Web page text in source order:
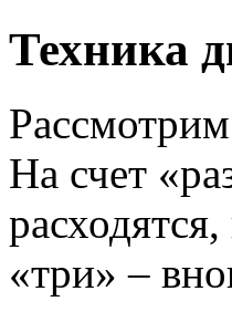
Техника
На счет
«три» –